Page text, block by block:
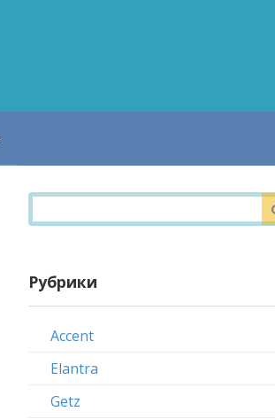
Поиск:
Рубрики
Accent
Elantra
Getz